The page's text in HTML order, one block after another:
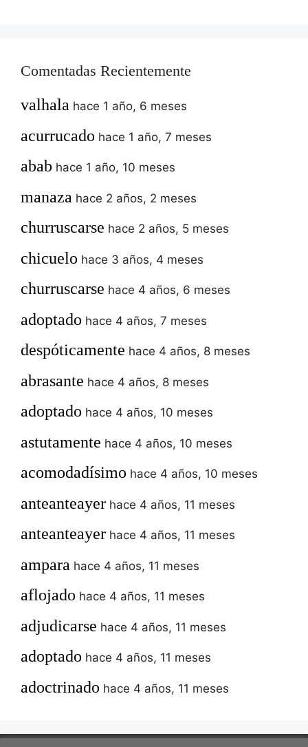
Comentadas Recientemente
valhala hace 1 año, 6 meses
acurrucado hace 1 año, 7 meses
abab hace 1 año, 10 meses
manaza hace 2 años, 2 meses
churruscarse hace 2 años, 5 meses
chicuelo hace 3 años, 4 meses
churruscarse hace 4 años, 6 meses
adoptado hace 4 años, 7 meses
despóticamente hace 4 años, 8 meses
abrasante hace 4 años, 8 meses
adoptado hace 4 años, 10 meses
astutamente hace 4 años, 10 meses
acomodadísimo hace 4 años, 10 meses
anteanteayer hace 4 años, 11 meses
anteanteayer hace 4 años, 11 meses
ampara hace 4 años, 11 meses
aflojado hace 4 años, 11 meses
adjudicarse hace 4 años, 11 meses
adoptado hace 4 años, 11 meses
adoctrinado hace 4 años, 11 meses